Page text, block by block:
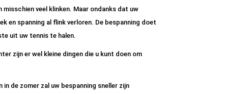
veel klinken. Maar ondanks dat uw
en spanning al flink verloren. De bespanning doet
uit uw tennis te halen.
zijn er wel kleine dingen die u kunt doen om
de zomer zal uw bespanning sneller zijn